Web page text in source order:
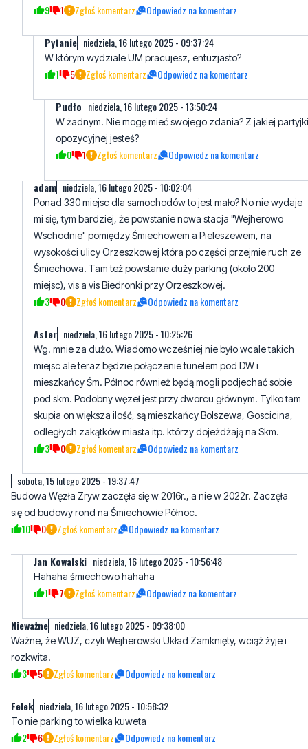
W którym wydziale UM pracujesz, entuzjasto?
Pudło niedziela, 16 lutego 2025 - 13:50:24
W żadnym. Nie mogę mieć swojego zdania? Z jakiej partyjki
0 1 Zgłoś komentarz Odpowiedz na komentarz
adam niedziela, 16 lutego 2025 - 10:02:04
Ponad 330 miejsc dla samochodów to jest mało? No nie wydaje
Wschodnie" pomiędzy Śmiechowem a Pieleszewem, na
wysokości ulicy Orzeszkowej która po części przejmie ruch ze
Śmiechowa. Tam też powstanie duży parking (około 200
miejsc), vis a vis Biedronki przy Orzeszkowej.
3 0 Zgłoś komentarz Odpowiedz na komentarz
Aster niedziela, 16 lutego 2025 - 10:25:26
Wg. mnie za dużo. Wiadomo wcześniej nie było wcale takich
mieszkańcy Śm. Północ również będą mogli podjechać sobie
pod skm. Podobny węzeł jest przy dworcu głównym. Tylko tam
skupia on większa ilość, są mieszkańcy Bolszewa, Goscicina,
odległych zakątków miasta itp. którzy dojeżdżają na Skm.
3 0 Zgłoś komentarz Odpowiedz na komentarz
sobota, 15 lutego 2025 - 19:37:47
Budowa Węzła Zryw zaczęła się w 2016r., a nie w 2022r. Zaczęła
10 0 Zgłoś komentarz Odpowiedz na komentarz
Jan Kowalski niedziela, 16 lutego 2025 - 10:56:48
Hahaha śmiechowo hahaha
Nieważne niedziela, 16 lutego 2025 - 09:38:00
Ważne, że WUZ, czyli Wejherowski Układ Zamknięty, wciąż żyje i
3 5 Zgłoś komentarz Odpowiedz na komentarz
Felek niedziela, 16 lutego 2025 - 10:58:32
To nie parking to wielka kuweta
Jan poniedziałek, 17 lutego 2025 - 09:47:47
Masz kuwetę zamiast mózgu.